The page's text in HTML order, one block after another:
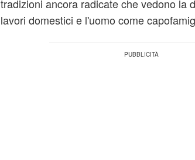
tradizioni ancora radicate che vedono la
lavori domestici e l'uomo come